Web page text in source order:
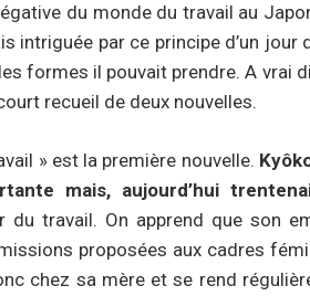
du monde du travail au
intriguée par ce principe d’un jour
formes il pouvait prendre. A vrai
recueil de deux nouvelles.
» est la première nouvelle.
mais, aujourd’hui
du travail. On apprend que son
proposées aux cadres
chez sa mère et se rend